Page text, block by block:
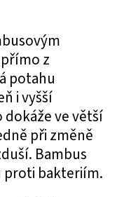
z
potahu
i vyšší
ve větší
při změně
Bambus
proti bakteriím.